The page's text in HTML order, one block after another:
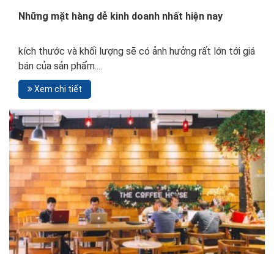
Những mặt hàng dễ kinh doanh nhất hiện nay
kích thước và khối lượng sẽ có ảnh hưởng rất lớn tới giá
bán của sản phẩm....
Xem chi tiết